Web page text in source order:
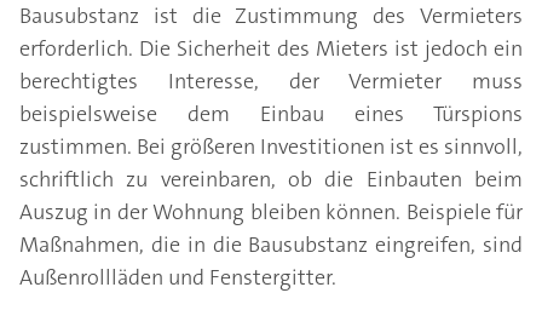
Bausubstanz ist die Zustimmung des Vermieters
erforderlich. Die Sicherheit des Mieters ist jedoch ein
berechtigtes Interesse, der Vermieter muss
beispielsweise dem Einbau eines Türspions
zustimmen. Bei größeren Investitionen ist es sinnvoll,
schriftlich zu vereinbaren, ob die Einbauten beim
Auszug in der Wohnung bleiben können. Beispiele für
Maßnahmen, die in die Bausubstanz eingreifen, sind
Außenrollläden und Fenstergitter.